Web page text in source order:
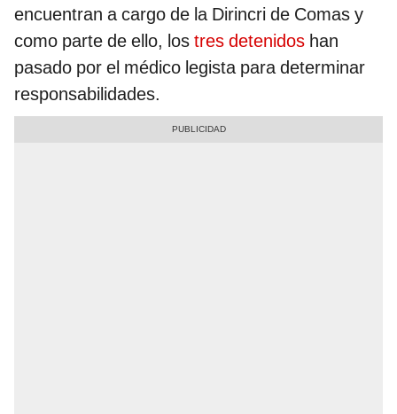
encuentran a cargo de la Dirincri de Comas y
como parte de ello, los tres detenidos han
pasado por el médico legista para determinar
responsabilidades.